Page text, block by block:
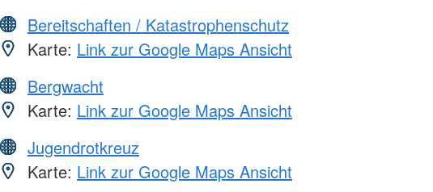
Bereitschaften / Katastrophenschutz
Karte: Link zur Google Maps Ansicht
Bergwacht
Karte: Link zur Google Maps Ansicht
Jugendrotkreuz
Karte: Link zur Google Maps Ansicht